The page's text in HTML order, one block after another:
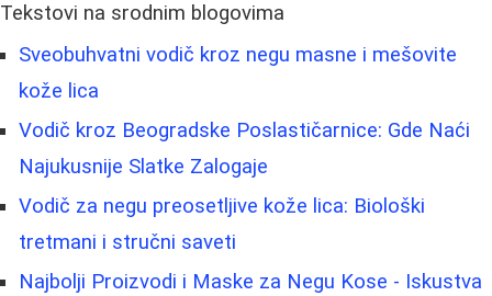
Tekstovi na srodnim blogovima
Sveobuhvatni vodič kroz negu masne i mešovite
kože lica
Vodič kroz Beogradske Poslastičarnice: Gde Naći
Najukusnije Slatke Zalogaje
Vodič za negu preosetljive kože lica: Biološki
tretmani i stručni saveti
Najbolji Proizvodi i Maske za Negu Kose - Iskustva